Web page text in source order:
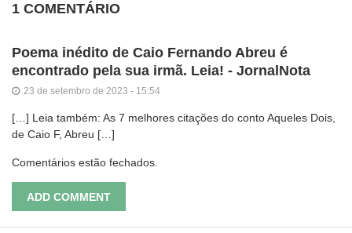
1 COMENTÁRIO
Poema inédito de Caio Fernando Abreu é
encontrado pela sua irmã. Leia! - JornalNota
23 de setembro de 2023 - 15:54
[…] Leia também: As 7 melhores citações do conto Aqueles Dois,
de Caio F, Abreu […]
Comentários estão fechados.
ADD COMMENT